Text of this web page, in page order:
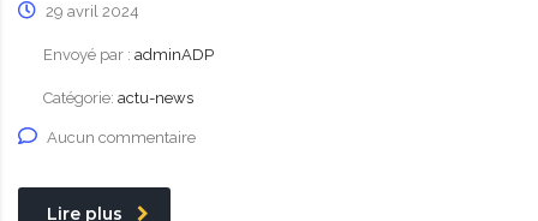
29 avril 2024
Envoyé par : adminADP
Catégorie: actu-news
Aucun commentaire
Lire plus